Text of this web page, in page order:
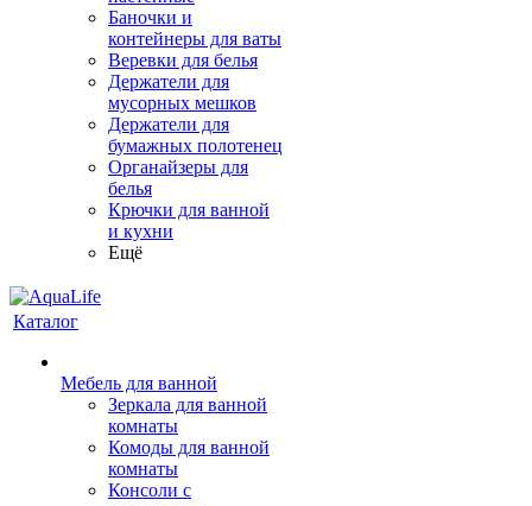
Баночки и
контейнеры для ваты
Веревки для белья
Держатели для
мусорных мешков
Держатели для
бумажных полотенец
Органайзеры для
белья
Крючки для ванной
и кухни
Ещё
Каталог
Мебель для ванной
Зеркала для ванной
комнаты
Комоды для ванной
комнаты
Консоли с